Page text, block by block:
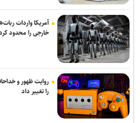
آمریکا واردات
خارجی را محدود
روایت ظهور و
را تغییر داد